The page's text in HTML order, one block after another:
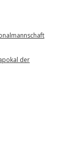
der